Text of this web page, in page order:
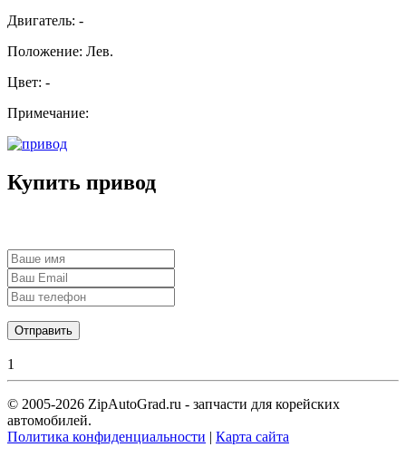
Двигатель: -
Положение: Лев.
Цвет: -
Примечание:
Купить привод
Отправить
1
© 2005-2026 ZipAutoGrad.ru - запчасти для корейских
автомобилей.
Политика конфиденциальности | Карта сайта